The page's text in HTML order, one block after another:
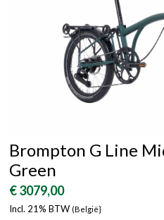
Brompton G Line
Green
€ 3079,00
Incl. 21% BTW (België}